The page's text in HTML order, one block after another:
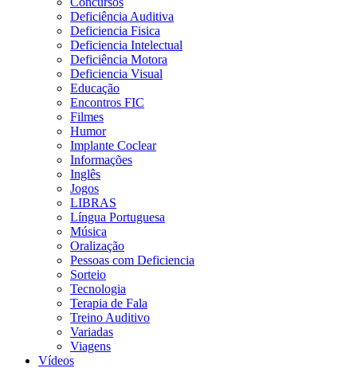
Deficiência Auditiva
Deficiencia Fisica
Deficiencia Intelectual
Deficiência Motora
Deficiencia Visual
Educação
Encontros FIC
Filmes
Humor
Implante Coclear
Informações
Inglês
Jogos
LIBRAS
Língua Portuguesa
Música
Oralização
Pessoas com Deficiencia
Sorteio
Tecnologia
Terapia de Fala
Treino Auditivo
Variadas
Viagens
Vídeos